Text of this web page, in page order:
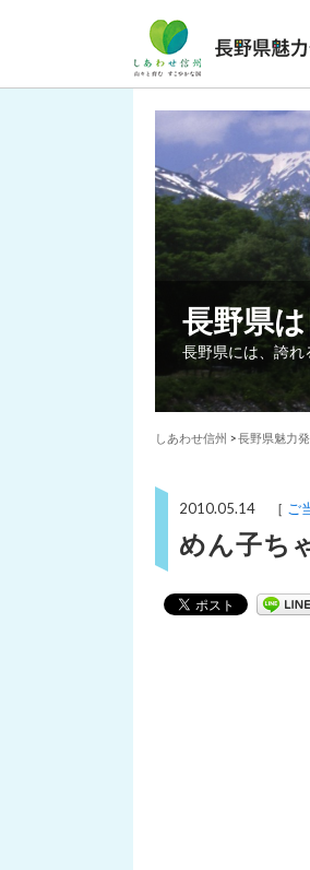
長野県
長野県には、誇れ
しあわせ信州 >長野県魅力
2010.05.14 ［ ご
めん子ち